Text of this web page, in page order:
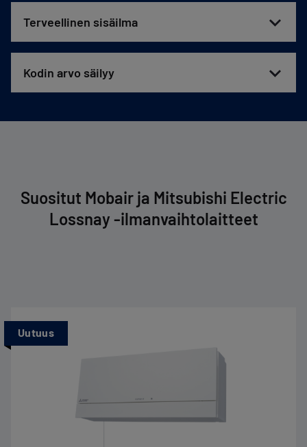
Terveellinen sisäilma
Kodin arvo säilyy
Suositut Mobair ja Mitsubishi Electric
Lossnay -ilmanvaihtolaitteet
Uutuus